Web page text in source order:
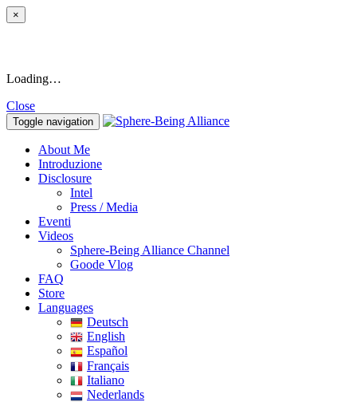
×
Loading…
Close
Toggle navigation
About Me
Introduzione
Disclosure
Intel
Press / Media
Eventi
Videos
Sphere-Being Alliance Channel
Goode Vlog
FAQ
Store
Languages
Deutsch
English
Español
Français
Italiano
Nederlands